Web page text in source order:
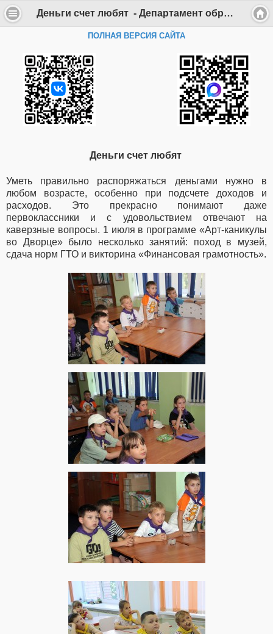
Деньги счет любят - Департамент образования Администрации г. Саров
ПОЛНАЯ ВЕРСИЯ САЙТА
Деньги счет любят
Уметь правильно распоряжаться деньгами нужно в
любом возрасте, особенно при подсчете доходов и
расходов. Это прекрасно понимают даже
первоклассники и с удовольствием отвечают на
каверзные вопросы. 1 июля в программе «Арт-каникулы
во Дворце» было несколько занятий: поход в музей,
сдача норм ГТО и викторина «Финансовая грамотность».